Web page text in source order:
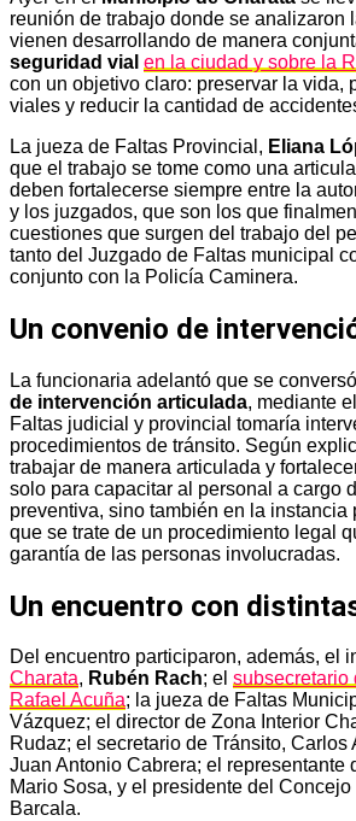
reunión de trabajo donde se analizaron
vienen desarrollando de manera
seguridad vial en la ciudad y sobre la
con un objetivo claro: preservar la vida,
viales y reducir la cantidad de
La jueza de Faltas Provincial, Eliana
que el trabajo se tome como una
deben fortalecerse siempre entre la
y los juzgados, que son los que
cuestiones que surgen del trabajo del
tanto del Juzgado de Faltas municipal
conjunto con la Policía Caminera.
Un convenio de
La funcionaria adelantó que se
de intervención articulada, mediante
Faltas judicial y provincial tomaría
procedimientos de tránsito. Según
trabajar de manera articulada y
solo para capacitar al personal a cargo
preventiva, sino también en la instancia
que se trate de un procedimiento legal
garantía de las personas involucradas.
Un encuentro con
Del encuentro participaron, además, el
Charata, Rubén Rach; el subsecretario
Rafael Acuña; la jueza de Faltas
Vázquez; el director de Zona Interior
Rudaz; el secretario de Tránsito, Carlos
Juan Antonio Cabrera; el representante
Mario Sosa, y el presidente del
Barcala.